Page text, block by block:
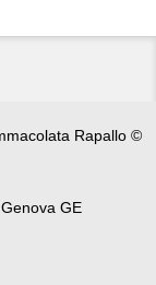
Rapallo ©
GE